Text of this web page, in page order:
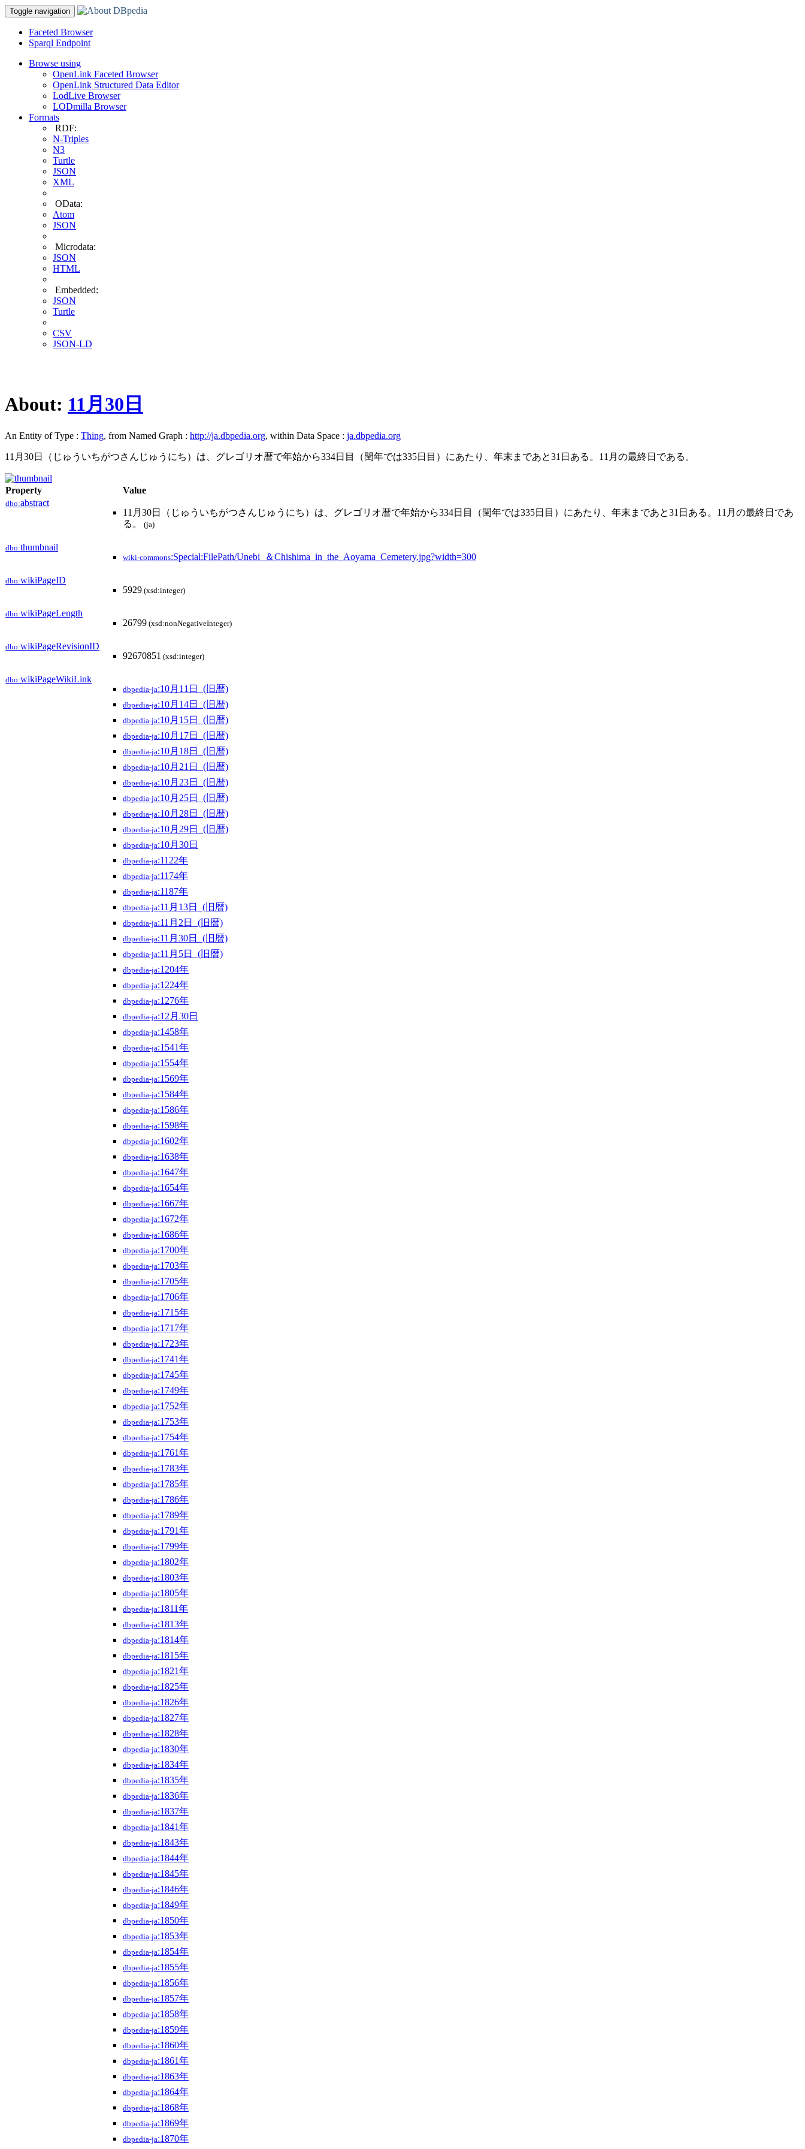
Toggle navigation
Faceted Browser
Sparql Endpoint
Browse using
OpenLink Faceted Browser
OpenLink Structured Data Editor
LodLive Browser
LODmilla Browser
Formats
RDF:
N-Triples
N3
Turtle
JSON
XML
OData:
Atom
JSON
Microdata:
JSON
HTML
Embedded:
JSON
Turtle
CSV
JSON-LD
About: 11月30日
An Entity of Type : Thing, from Named Graph : http://ja.dbpedia.org, within Data Space : ja.dbpedia.org
11月30日（じゅういちがつさんじゅうにち）は、グレゴリオ暦で年始から334日目（閏年では335日目）にあたり、年末まであと31日ある。11月の最終日である。
Property Value
dbo:abstract
11月30日（じゅういちがつさんじゅうにち）は、グレゴリオ暦で年始から334日目（閏年では335日目）にあたり、年末まであと31日ある。11月の最終日であ
る。
(ja)
dbo:thumbnail
wiki-commons:Special:FilePath/Unebi_＆Chishima_in_the_Aoyama_Cemetery.jpg?width=300
dbo:wikiPageID
5929 (xsd:integer)
dbo:wikiPageLength
26799 (xsd:nonNegativeInteger)
dbo:wikiPageRevisionID
92670851 (xsd:integer)
dbo:wikiPageWikiLink
dbpedia-ja:10月11日_(旧暦)
dbpedia-ja:10月14日_(旧暦)
dbpedia-ja:10月15日_(旧暦)
dbpedia-ja:10月17日_(旧暦)
dbpedia-ja:10月18日_(旧暦)
dbpedia-ja:10月21日_(旧暦)
dbpedia-ja:10月23日_(旧暦)
dbpedia-ja:10月25日_(旧暦)
dbpedia-ja:10月28日_(旧暦)
dbpedia-ja:10月29日_(旧暦)
dbpedia-ja:10月30日
dbpedia-ja:1122年
dbpedia-ja:1174年
dbpedia-ja:1187年
dbpedia-ja:11月13日_(旧暦)
dbpedia-ja:11月2日_(旧暦)
dbpedia-ja:11月30日_(旧暦)
dbpedia-ja:11月5日_(旧暦)
dbpedia-ja:1204年
dbpedia-ja:1224年
dbpedia-ja:1276年
dbpedia-ja:12月30日
dbpedia-ja:1458年
dbpedia-ja:1541年
dbpedia-ja:1554年
dbpedia-ja:1569年
dbpedia-ja:1584年
dbpedia-ja:1586年
dbpedia-ja:1598年
dbpedia-ja:1602年
dbpedia-ja:1638年
dbpedia-ja:1647年
dbpedia-ja:1654年
dbpedia-ja:1667年
dbpedia-ja:1672年
dbpedia-ja:1686年
dbpedia-ja:1700年
dbpedia-ja:1703年
dbpedia-ja:1705年
dbpedia-ja:1706年
dbpedia-ja:1715年
dbpedia-ja:1717年
dbpedia-ja:1723年
dbpedia-ja:1741年
dbpedia-ja:1745年
dbpedia-ja:1749年
dbpedia-ja:1752年
dbpedia-ja:1753年
dbpedia-ja:1754年
dbpedia-ja:1761年
dbpedia-ja:1783年
dbpedia-ja:1785年
dbpedia-ja:1786年
dbpedia-ja:1789年
dbpedia-ja:1791年
dbpedia-ja:1799年
dbpedia-ja:1802年
dbpedia-ja:1803年
dbpedia-ja:1805年
dbpedia-ja:1811年
dbpedia-ja:1813年
dbpedia-ja:1814年
dbpedia-ja:1815年
dbpedia-ja:1821年
dbpedia-ja:1825年
dbpedia-ja:1826年
dbpedia-ja:1827年
dbpedia-ja:1828年
dbpedia-ja:1830年
dbpedia-ja:1834年
dbpedia-ja:1835年
dbpedia-ja:1836年
dbpedia-ja:1837年
dbpedia-ja:1841年
dbpedia-ja:1843年
dbpedia-ja:1844年
dbpedia-ja:1845年
dbpedia-ja:1846年
dbpedia-ja:1849年
dbpedia-ja:1850年
dbpedia-ja:1853年
dbpedia-ja:1854年
dbpedia-ja:1855年
dbpedia-ja:1856年
dbpedia-ja:1857年
dbpedia-ja:1858年
dbpedia-ja:1859年
dbpedia-ja:1860年
dbpedia-ja:1861年
dbpedia-ja:1863年
dbpedia-ja:1864年
dbpedia-ja:1868年
dbpedia-ja:1869年
dbpedia-ja:1870年